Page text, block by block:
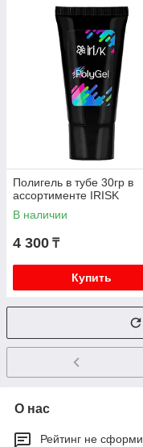
Полигель в тубе 30гр в
ассортименте IRISK
В наличии
4 300 ₸
Купить
О нас
Рейтинг не